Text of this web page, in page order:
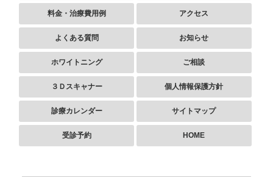
料金・治療費用例
よくある質問
ホワイトニング
３Ｄスキャナー
診療カレンダー
受診予約
アクセス
お知らせ
ご相談
個人情報保護方針
サイトマップ
HOME